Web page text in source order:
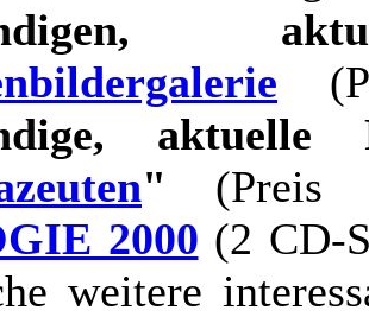
aktuelle
" (Preis
2000 (2 CD-
weitere